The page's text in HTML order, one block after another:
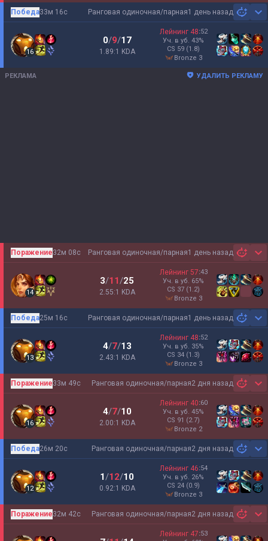
Ранговая одиночная/парная1 день назад
Победа33м 16с
16
0/9/17
1.89:1 KDA
Лейнинг 48:52
Уч. в уб. 43%
CS 59 (1.8)
bronze 3
РЕКЛАМА УДАЛИТЬ РЕКЛАМУ
Ранговая одиночная/парная1 день назад
Поражение32м 08с
14
3/11/25
2.55:1 KDA
Лейнинг 57:43
Уч. в уб. 65%
CS 37 (1.2)
bronze 3
Ранговая одиночная/парная1 день назад
Победа25м 16с
13
4/7/13
2.43:1 KDA
Лейнинг 48:52
Уч. в уб. 35%
CS 34 (1.3)
bronze 3
Ранговая одиночная/парная2 дня назад
Поражение33м 49с
16
4/7/10
2.00:1 KDA
Лейнинг 40:60
Уч. в уб. 45%
CS 91 (2.7)
bronze 2
Ранговая одиночная/парная2 дня назад
Победа26м 20с
12
1/12/10
0.92:1 KDA
Лейнинг 46:54
Уч. в уб. 26%
CS 24 (0.9)
bronze 3
Ранговая одиночная/парная2 дня назад
Поражение32м 42с
Лейнинг 47:53